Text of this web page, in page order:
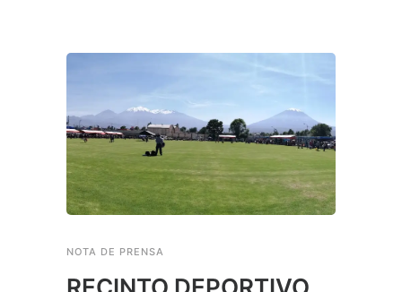
NOTA DE PRENSA